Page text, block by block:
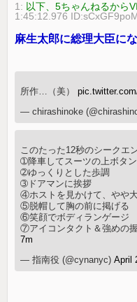
1: 以下、5ちゃんねるから
1:45:12.976
麻生太郎に総理大臣に
所作…（美）
— chirashinoke
このたった12秒のシークエ
➀降車してスーツの上ボタ
➁ゆっくりとした歩調
➂ドアマンに挨拶
④ホストを見かけて、やや
⑤脱帽して胸の前に掲げる
⑥笑顔でボディランゲージ
⑦アイコンタクト＆強めの
7m
— 指南役 (@cynanyc)April